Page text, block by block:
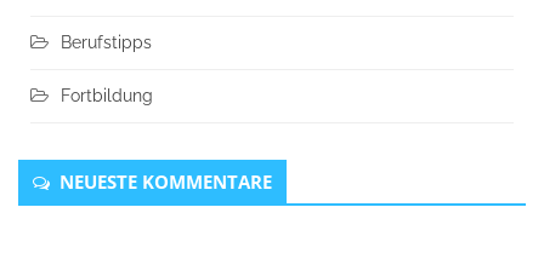
Berufstipps
Fortbildung
NEUESTE KOMMENTARE